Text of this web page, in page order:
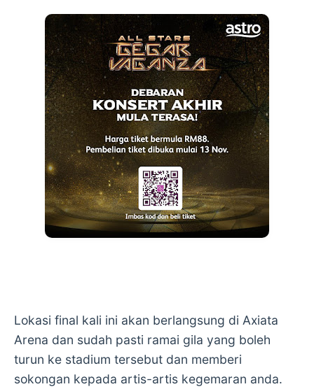
Lokasi final kali ini akan berlangsung di Axiata
Arena dan sudah pasti ramai gila yang boleh
turun ke stadium tersebut dan memberi
sokongan kepada artis-artis kegemaran anda.